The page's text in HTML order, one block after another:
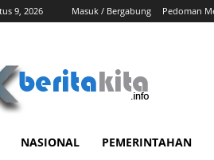
9, 2026 Masuk / Bergabung Pedoman
NASIONAL PEMERINTAHAN